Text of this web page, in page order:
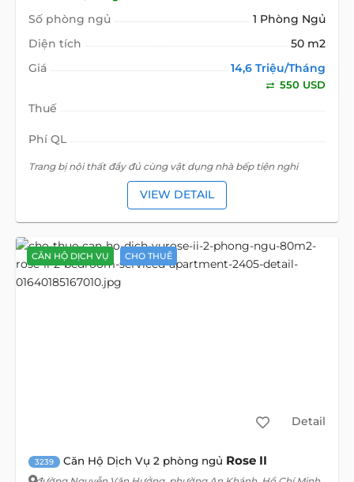
Số phòng ngủ
1 Phòng Ngủ
Diện tích
50 m2
Giá
14,6 Triệu/Tháng
550 USD
Thuế
Phí QL
Trang bị nội thất đầy đủ cùng vật dụng nhà bếp tiện nghi
VIEW DETAIL
CĂN HỘ DỊCH VỤ CHO THUÊ
Detail
3239 Căn Hộ Dịch Vụ 2 phòng ngủ Rose II